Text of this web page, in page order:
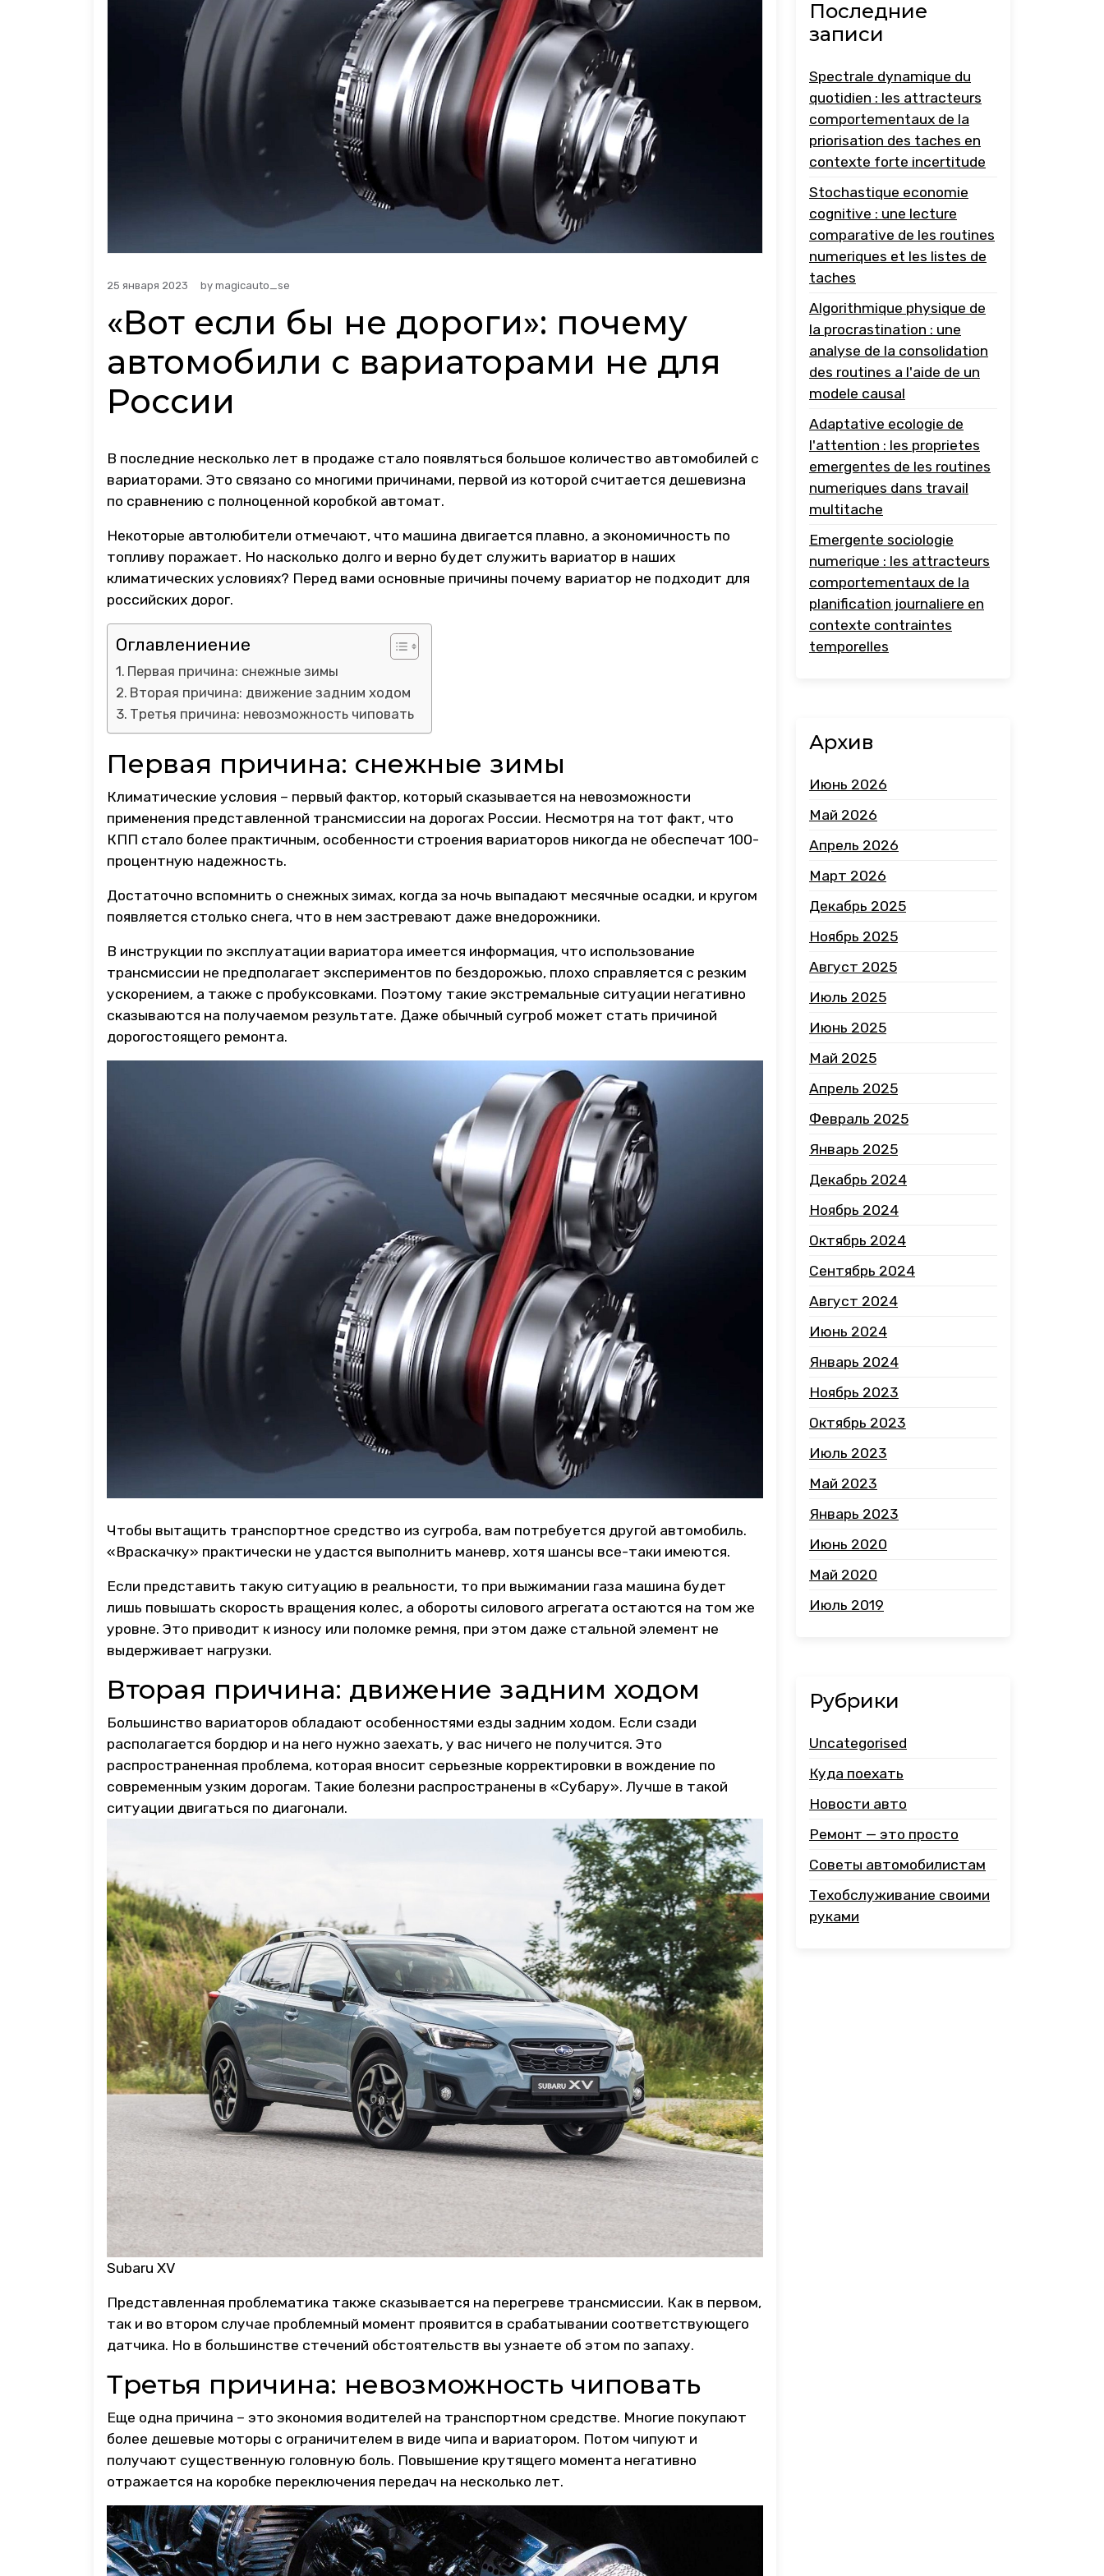
25 января 2023 by magicauto_se
«Вот если бы не дороги»: почему
автомобили с вариаторами не для
России
В последние несколько лет в продаже стало появляться большое количество автомобилей с
вариаторами. Это связано со многими причинами, первой из которой считается дешевизна
по сравнению с полноценной коробкой автомат.
Некоторые автолюбители отмечают, что машина двигается плавно, а экономичность по
топливу поражает. Но насколько долго и верно будет служить вариатор в наших
климатических условиях? Перед вами основные причины почему вариатор не подходит для
российских дорог.
Оглавлениение
Первая причина: снежные зимы
Вторая причина: движение задним ходом
Третья причина: невозможность чиповать
Первая причина: снежные зимы
Климатические условия – первый фактор, который сказывается на невозможности
применения представленной трансмиссии на дорогах России. Несмотря на тот факт, что
КПП стало более практичным, особенности строения вариаторов никогда не обеспечат 100-
процентную надежность.
Достаточно вспомнить о снежных зимах, когда за ночь выпадают месячные осадки, и кругом
появляется столько снега, что в нем застревают даже внедорожники.
В инструкции по эксплуатации вариатора имеется информация, что использование
трансмиссии не предполагает экспериментов по бездорожью, плохо справляется с резким
ускорением, а также с пробуксовками. Поэтому такие экстремальные ситуации негативно
сказываются на получаемом результате. Даже обычный сугроб может стать причиной
дорогостоящего ремонта.
Чтобы вытащить транспортное средство из сугроба, вам потребуется другой автомобиль.
«Враскачку» практически не удастся выполнить маневр, хотя шансы все-таки имеются.
Если представить такую ситуацию в реальности, то при выжимании газа машина будет
лишь повышать скорость вращения колес, а обороты силового агрегата остаются на том же
уровне. Это приводит к износу или поломке ремня, при этом даже стальной элемент не
выдерживает нагрузки.
Вторая причина: движение задним ходом
Большинство вариаторов обладают особенностями езды задним ходом. Если сзади
располагается бордюр и на него нужно заехать, у вас ничего не получится. Это
распространенная проблема, которая вносит серьезные корректировки в вождение по
современным узким дорогам. Такие болезни распространены в «Субару». Лучше в такой
ситуации двигаться по диагонали.
Subaru XV
Представленная проблематика также сказывается на перегреве трансмиссии. Как в первом,
так и во втором случае проблемный момент проявится в срабатывании соответствующего
датчика. Но в большинстве стечений обстоятельств вы узнаете об этом по запаху.
Третья причина: невозможность чиповать
Еще одна причина – это экономия водителей на транспортном средстве. Многие покупают
более дешевые моторы с ограничителем в виде чипа и вариатором. Потом чипуют и
получают существенную головную боль. Повышение крутящего момента негативно
отражается на коробке переключения передач на несколько лет.
Последние
записи
Spectrale dynamique du
quotidien : les attracteurs
comportementaux de la
priorisation des taches en
contexte forte incertitude
Stochastique economie
cognitive : une lecture
comparative de les routines
numeriques et les listes de
taches
Algorithmique physique de
la procrastination : une
analyse de la consolidation
des routines a l'aide de un
modele causal
Adaptative ecologie de
l'attention : les proprietes
emergentes de les routines
numeriques dans travail
multitache
Emergente sociologie
numerique : les attracteurs
comportementaux de la
planification journaliere en
contexte contraintes
temporelles
Архив
Июнь 2026
Май 2026
Апрель 2026
Март 2026
Декабрь 2025
Ноябрь 2025
Август 2025
Июль 2025
Июнь 2025
Май 2025
Апрель 2025
Февраль 2025
Январь 2025
Декабрь 2024
Ноябрь 2024
Октябрь 2024
Сентябрь 2024
Август 2024
Июнь 2024
Январь 2024
Ноябрь 2023
Октябрь 2023
Июль 2023
Май 2023
Январь 2023
Июнь 2020
Май 2020
Июль 2019
Рубрики
Uncategorised
Куда поехать
Новости авто
Ремонт — это просто
Советы автомобилистам
Техобслуживание своими
руками